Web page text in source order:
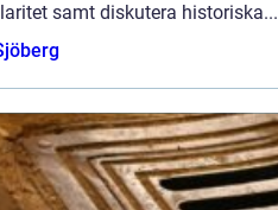
samt diskutera historiska...